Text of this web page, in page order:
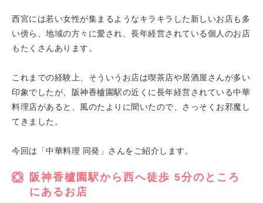
西宮には若い女性が集まるようなキラキラした新しいお店も多
い傍ら、地域の方々に愛され、長年経営されている個人のお店
もたくさんあります。
これまでの経験上、そういうお店は喫茶店や居酒屋さんが多い
印象でしたが、阪神香櫨園駅の近くに長年経営されている中華
料理店があると、風のたよりに聞いたので、さっそくお邪魔し
てきました。
今回は「中華料理 同発」さんをご紹介します。
阪神香櫨園駅から西へ徒歩 5分のところ
にあるお店